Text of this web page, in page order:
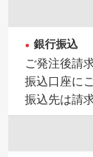
銀行振込
ご発注後請
振込口座に
振込先は請